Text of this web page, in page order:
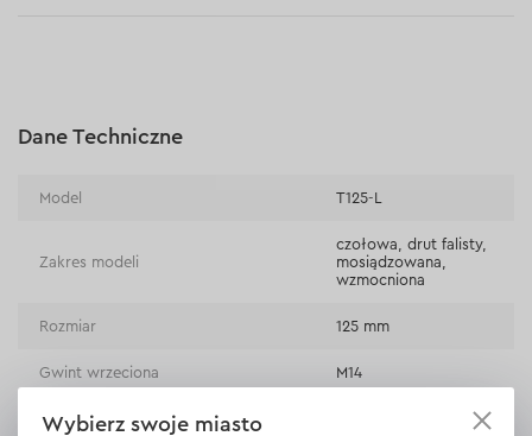
Płatność na rachunek bieżący (przelew tradycyjny)
Dane Techniczne
Model Т125-L
Zakres modeli
czołowa, drut falisty,
mosiądzowana,
wzmocniona
Rozmiar 125 mm
Gwint wrzeciona М14
Wybierz swoje miasto